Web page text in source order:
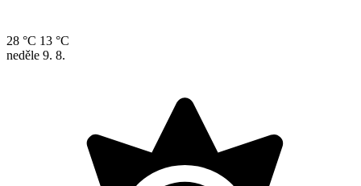
28 °C 13 °C
neděle 9. 8.